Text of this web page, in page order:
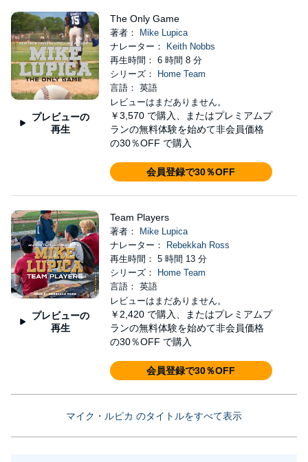
プレビューの
再生
The Only Game
著者：
Mike Lupica
ナレーター：
Keith Nobbs
再生時間： 6 時間 8 分
シリーズ：
Home Team
言語： 英語
レビューはまだありません。
￥3,570 で購入、またはプレミアムプ
ランの無料体験を始めて非会員価格
の30％OFF で購入
会員登録で30％OFF
プレビューの
再生
Team Players
著者：
Mike Lupica
ナレーター：
Rebekkah Ross
再生時間： 5 時間 13 分
シリーズ：
Home Team
言語： 英語
レビューはまだありません。
￥2,420 で購入、またはプレミアムプ
ランの無料体験を始めて非会員価格
の30％OFF で購入
会員登録で30％OFF
マイク・ルピカ のタイトルをすべて表示